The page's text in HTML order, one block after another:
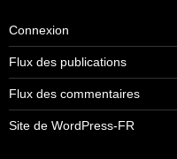
Connexion
Flux des publications
Flux des commentaires
Site de WordPress-FR